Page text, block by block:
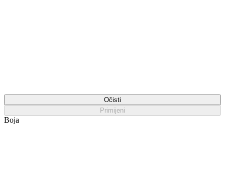
Očisti
Primijeni
Boja